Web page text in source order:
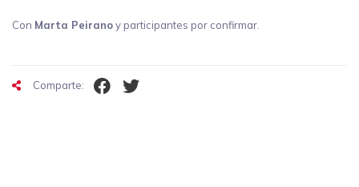
Con Marta Peiranoy participantes por confirmar.
Comparte: